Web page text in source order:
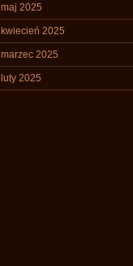
maj 2025
kwiecień 2025
marzec 2025
luty 2025